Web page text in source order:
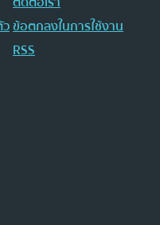
ข้อตกลงในการใช้งาน
RSS